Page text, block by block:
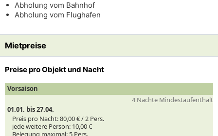
Abholung vom Bahnhof
Abholung vom Flughafen
Mietpreise
Preise pro Objekt und Nacht
Vorsaison
4 Nächte Mindestaufenthalt
01.01. bis 27.04.
Preis pro Nacht:80,00 € /2 Pers.
jede weitere Person: 10,00 €
Belegung maximal: 5 Pers.